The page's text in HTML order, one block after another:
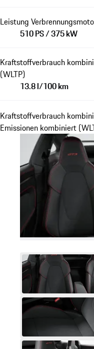
Leistung
510 PS / 375 kW
Kraftstoffverbrauch
(WLTP)
13.8 l/100 km
Kraftstoffverbrauch
Emissionen kombiniert